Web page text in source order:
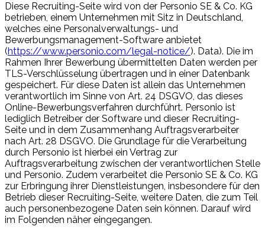
Diese Recruiting-Seite wird von der Personio SE & Co. KG
betrieben, einem Unternehmen mit Sitz in Deutschland,
welches eine Personalverwaltungs- und
Bewerbungsmanagement-Software anbietet
(https://www.personio.com/legal-notice/). Data). Die im
Rahmen Ihrer Bewerbung übermittelten Daten werden per
TLS-Verschlüsselung übertragen und in einer Datenbank
gespeichert. Für diese Daten ist allein das Unternehmen
verantwortlich im Sinne von Art. 24 DSGVO, das dieses
Online-Bewerbungsverfahren durchführt. Personio ist
lediglich Betreiber der Software und dieser Recruiting-
Seite und in dem Zusammenhang Auftragsverarbeiter
nach Art. 28 DSGVO. Die Grundlage für die Verarbeitung
durch Personio ist hierbei ein Vertrag zur
Auftragsverarbeitung zwischen der verantwortlichen Stelle
und Personio. Zudem verarbeitet die Personio SE & Co. KG
zur Erbringung ihrer Dienstleistungen, insbesondere für den
Betrieb dieser Recruiting-Seite, weitere Daten, die zum Teil
auch personenbezogene Daten sein können. Darauf wird
im Folgenden näher eingegangen.